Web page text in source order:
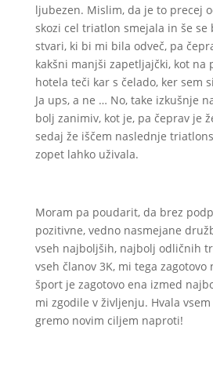
ljubezen. Mislim, da je to precej
skozi cel triatlon smejala in še
stvari, ki bi mi bila odveč, pa
kakšni manjši zapetljajčki, kot na
hotela teči kar s čelado, ker sem
Ja ups, a ne … No, take izkušnje
bolj zanimiv, kot je, pa čeprav je
sedaj že iščem naslednje
zopet lahko uživala.
Moram pa poudarit, da brez
pozitivne, vedno nasmejane
vseh najboljših, najbolj odličnih
vseh članov 3K, mi tega zagotovo
šport je zagotovo ena izmed
mi zgodile v življenju. Hvala
gremo novim ciljem naproti!